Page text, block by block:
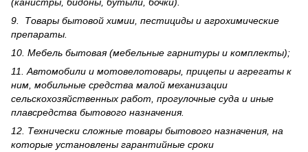
9. Товары бытовой химии, пестициды и агрохи­мические
препараты.
10. Мебель бытовая (мебельные гарнитуры и комплекты);
11. Автомобили и мотовелотовары, прицепы и агрегаты к
ним, мобильные средства малой механизации
сельскохозяйственных работ, прогулочные суда и иные
плавсредства бытового назначения.
12. Технически сложные товары бытового назна­чения, на
которые установлены гарантийные сроки